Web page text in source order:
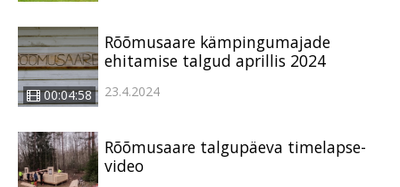
00:04:58
Rõõmusaare kämpingumajade
ehitamise talgud aprillis 2024
23.4.2024
Rõõmusaare talgupäeva timelapse-
video